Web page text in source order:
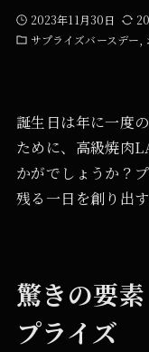
2023年11月30日
サプライズバースデー
誕生日は年に一度
ために、高級焼肉
かがでしょうか？
残る一日を創り出
驚きの要
プライズ